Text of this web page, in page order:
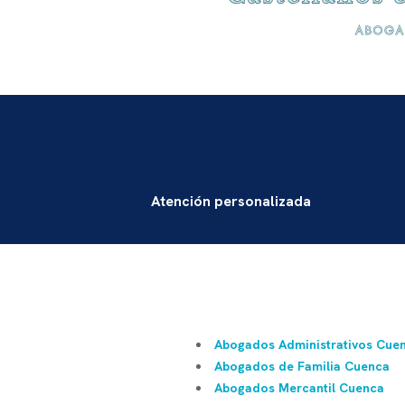
Atención personalizada
Abogados Administrativos
Abogados de Familia Cuenca
Abogados Mercantil Cuenca